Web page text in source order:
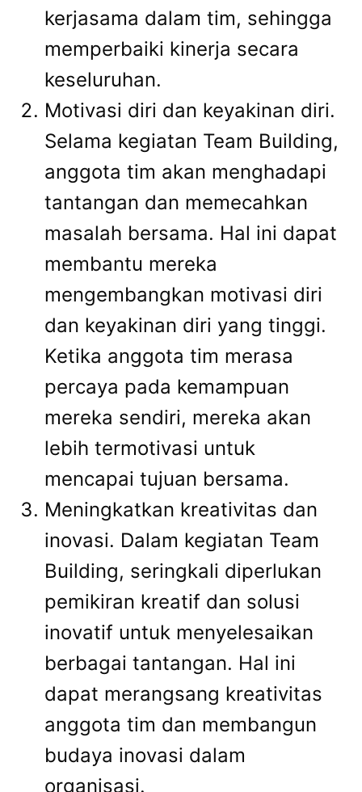
kerjasama dalam tim, sehingga
memperbaiki kinerja secara
keseluruhan.
Motivasi diri dan keyakinan diri.
Selama kegiatan Team Building,
anggota tim akan menghadapi
tantangan dan memecahkan
masalah bersama. Hal ini dapat
membantu mereka
mengembangkan motivasi diri
dan keyakinan diri yang tinggi.
Ketika anggota tim merasa
percaya pada kemampuan
mereka sendiri, mereka akan
lebih termotivasi untuk
mencapai tujuan bersama.
Meningkatkan kreativitas dan
inovasi. Dalam kegiatan Team
Building, seringkali diperlukan
pemikiran kreatif dan solusi
inovatif untuk menyelesaikan
berbagai tantangan. Hal ini
dapat merangsang kreativitas
anggota tim dan membangun
budaya inovasi dalam
organisasi.